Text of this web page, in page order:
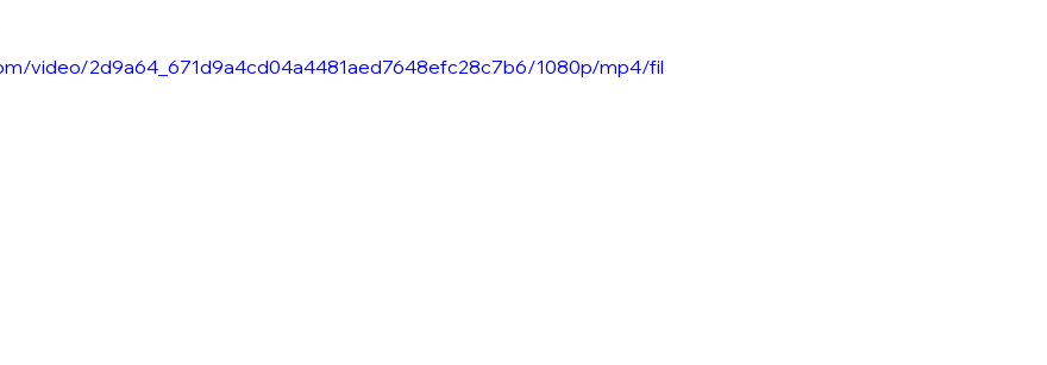
video/2d9a64_671d9a4cd04a4481aed7648efc28c7b6/1080p/mp4/fil